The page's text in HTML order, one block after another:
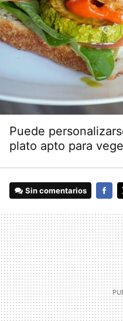
Puede
plato apto para
Sin comentarios